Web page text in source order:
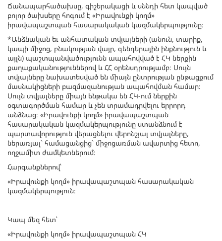
Ճանապարհածախսը, գիշերակացի և սննդի հետ կապված
բոլոր ծախսերը հոգում է «Իրավունքի կողմ»
իրավապաշտպան հասարակական կազմակերպությունը։
*Անձնական եւ անհատական տվյալների (անուն, տարիք,
կապի միջոց, բնակության վայր, գենդերային ինքնություն և
այլն) պաշտպանվածությունն ապահովված է ՀԿ ներքին
քաղաքականություններով և ՀՀ օրենսդրությամբ։ Սույն
տվյալները նախատեսված են միայն ընտրության ընթացքում
մասնակիցների բազմազանության ապահովման համար։
Սույն տվյալները միայն ենթակա են ՀԿ-ում ներքին
օգտագործման համար և չեն տրամադրվելու երրորդ
անձնաց։ «Իրավունքի կողմ» իրավապաշտպան
հասարակական կազմակերպությունը ստանձնում է
պարտավորություն վերացնելու վերոնշյալ տվյալները,
ներառյալ` համացանցից` միջոցառման ավարտից հետո,
ողջամիտ ժամկետներում։
Հարգանքներով՝
«Իրավունքի կողմ» իրավապաշտպան հասարակական
կազմակերպություն։
Կապ մեզ հետ՝
«Իրավունքի կողմ» իրավապաշտպան ՀԿ